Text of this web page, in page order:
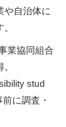
や自治体に
業協同組合
stud
に調査・